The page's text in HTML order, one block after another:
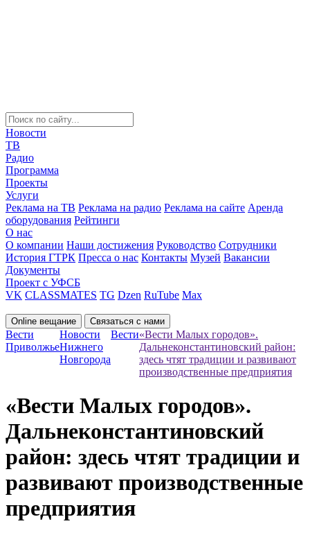
Новости
ТВ
Радио
Программа
Проекты
Услуги
Реклама на ТВ Реклама на радио Реклама на сайте Аренда
оборудования Рейтинги
О нас
О компании Наши достижения Руководство Сотрудники
История ГТРК Пресса о нас Контакты Музей Вакансии
Документы
Проект с УФСБ
VK CLASSMATES TG Dzen RuTube Max
Online вещание Связаться с нами
Вести
Приволжье
Новости
Нижнего
Новгорода
Вести«Вести Малых городов».
Дальнеконстантиновский район:
здесь чтят традиции и развивают
производственные предприятия
«Вести Малых городов».
Дальнеконстантиновский
район: здесь чтят традиции и
развивают производственные
предприятия